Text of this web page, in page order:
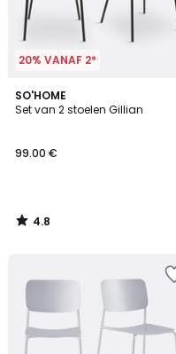
20% VANAF 2*
SO'HOME
Set van 2 stoelen Gillian
99.00 €
4.8
/ 5
4.8
/